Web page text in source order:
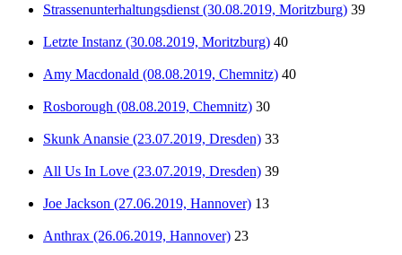
Strassenunterhaltungsdienst (30.08.2019, Moritzburg) 39
Letzte Instanz (30.08.2019, Moritzburg) 40
Amy Macdonald (08.08.2019, Chemnitz) 40
Rosborough (08.08.2019, Chemnitz) 30
Skunk Anansie (23.07.2019, Dresden) 33
All Us In Love (23.07.2019, Dresden) 39
Joe Jackson (27.06.2019, Hannover) 13
Anthrax (26.06.2019, Hannover) 23